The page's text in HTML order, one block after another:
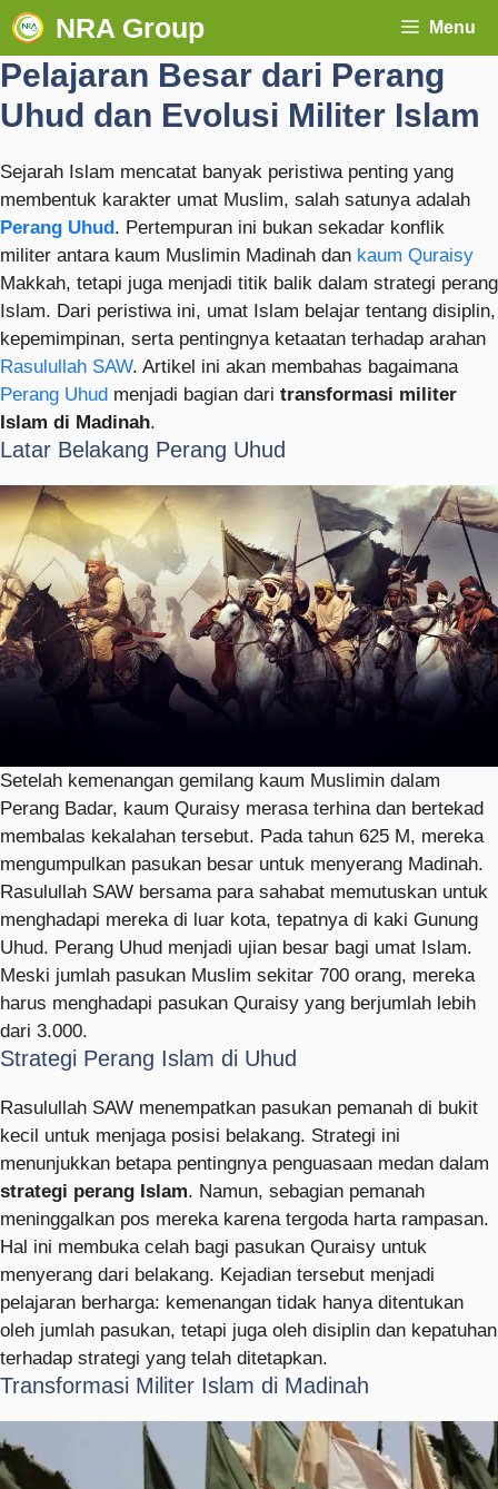
NRA Group Menu
Pelajaran Besar dari Perang
Uhud dan Evolusi Militer Islam
Sejarah Islam mencatat banyak peristiwa penting yang
membentuk karakter umat Muslim, salah satunya adalah
Perang Uhud. Pertempuran ini bukan sekadar konflik
militer antara kaum Muslimin Madinah dan kaum Quraisy
Makkah, tetapi juga menjadi titik balik dalam strategi perang
Islam. Dari peristiwa ini, umat Islam belajar tentang disiplin,
kepemimpinan, serta pentingnya ketaatan terhadap arahan
Rasulullah SAW. Artikel ini akan membahas bagaimana
Perang Uhud menjadi bagian dari transformasi militer
Islam di Madinah.
Latar Belakang Perang Uhud
Setelah kemenangan gemilang kaum Muslimin dalam
Perang Badar, kaum Quraisy merasa terhina dan bertekad
membalas kekalahan tersebut. Pada tahun 625 M, mereka
mengumpulkan pasukan besar untuk menyerang Madinah.
Rasulullah SAW bersama para sahabat memutuskan untuk
menghadapi mereka di luar kota, tepatnya di kaki Gunung
Uhud. Perang Uhud menjadi ujian besar bagi umat Islam.
Meski jumlah pasukan Muslim sekitar 700 orang, mereka
harus menghadapi pasukan Quraisy yang berjumlah lebih
dari 3.000.
Strategi Perang Islam di Uhud
Rasulullah SAW menempatkan pasukan pemanah di bukit
kecil untuk menjaga posisi belakang. Strategi ini
menunjukkan betapa pentingnya penguasaan medan dalam
strategi perang Islam. Namun, sebagian pemanah
meninggalkan pos mereka karena tergoda harta rampasan.
Hal ini membuka celah bagi pasukan Quraisy untuk
menyerang dari belakang. Kejadian tersebut menjadi
pelajaran berharga: kemenangan tidak hanya ditentukan
oleh jumlah pasukan, tetapi juga oleh disiplin dan kepatuhan
terhadap strategi yang telah ditetapkan.
Transformasi Militer Islam di Madinah